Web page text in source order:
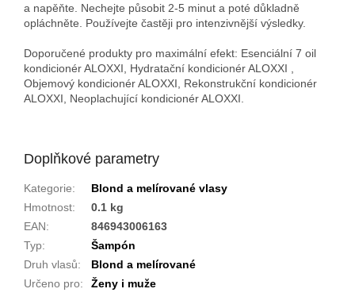
a napěňte. Nechejte působit 2-5 minut a poté důkladně
opláchněte. Používejte častěji pro intenzivnější výsledky.
Doporučené produkty pro maximální efekt: Esenciální 7 oil
kondicionér ALOXXI, Hydratační kondicionér ALOXXI ,
Objemový kondicionér ALOXXI, Rekonstrukční kondicionér
ALOXXI, Neoplachující kondicionér ALOXXI.
Doplňkové parametry
Kategorie:
Blond a melírované vlasy
Hmotnost:
0.1 kg
EAN:
846943006163
Typ:
Šampón
Druh vlasů:
Blond a melírované
Určeno pro: Ženy i muže